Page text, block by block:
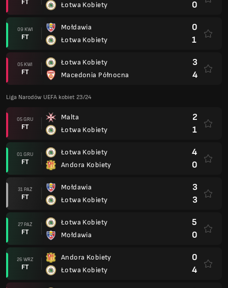
Łotwa Kobiety 0
09 KWI
FT
Mołdawia
Łotwa Kobiety
0
1
05 KWI
FT
Łotwa Kobiety
Macedonia Północna
3
4
Liga Narodów UEFA kobiet 23/24
05 GRU
FT
Malta
Łotwa Kobiety
2
1
01 GRU
FT
Łotwa Kobiety
Andora Kobiety
4
0
31 PAŹ
FT
Mołdawia
Łotwa Kobiety
3
3
27 PAŹ
FT
Łotwa Kobiety
Mołdawia
5
0
26 WRZ
FT
Andora Kobiety
Łotwa Kobiety
0
4